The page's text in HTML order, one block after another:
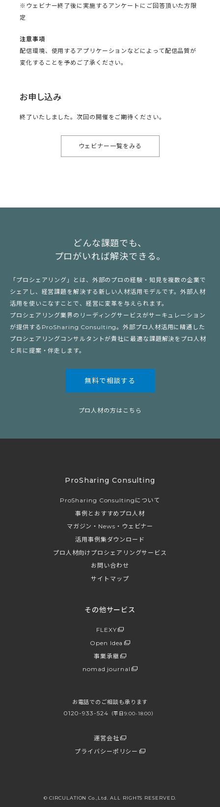
※ウェビナー終了後に実施するアンケートにご回答頂いた方限
定
注意事項
配信環境、使用するアプリケーションなどによって配信品質が
変化することを予めご了承ください。
お申し込み
終了いたしました。次回の開催をご期待ください。
ウェビナー一覧をみる
どんな課題でも、
プロがいれば解決できる。
「プロシェアリング」とは、外部のプロの経験・知見を複数の企業で
シェアし、経営課題を解決する新しい人材活用モデルです。外部人材
活用を使いこなすことで、経営に変革を与えられます。
プロシェアリング業界のリーディングサービスがサーキュレーション
が提供するProSharing Consulting。外部プロ人材活用に精通した
プロシェアリングコンサルタントが貴社に最適な課題解決をプロ人材
と共に提案・伴走します。
無料で相談する
プロ人材の方はこちら
ProSharing Consulting
ProSharing Consultingについて
事例とおすすめプロ人材
マガジン・News・ウェビナー
活用事例集ダウンロード
プロ人材向けプロシェアリングサービス
お問い合わせ
サイトマップ
その他サービス
FLEXY
Open Idea
事業承継
nomad journal
お電話でのご相談も承ります
0120-933-524 （平日9:00-18:00）
運営会社
プライバシーポリシー
© CIRCULATION Co.,Ltd. ALL RIGHTS RESERVED.